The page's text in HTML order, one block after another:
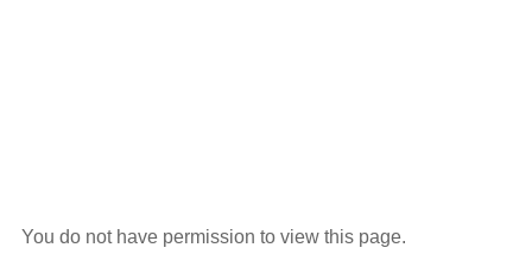
You do not have permission to view this page.